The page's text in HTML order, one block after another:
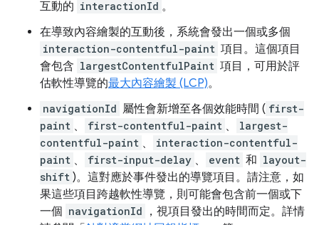
互動的 interactionId 。
在導致內容繪製的互動後，系統會發出一個或多個
interaction-contentful-paint 項目。這個項目
會包含 largestContentfulPaint 項目，可用於評
估軟性導覽的最大內容繪製 (LCP)。
navigationId 屬性會新增至各個效能時間 ( first-
paint 、 first-contentful-paint 、
largest-
contentful-paint 、
interaction-contentful-
paint 、 first-input-delay 、 event 和 layout-
shift )。這對應於事件發出的導覽項目。請注意，如
果這些項目跨越軟性導覽，則可能會包含前一個或下
一個 navigationId
，視項目發出的時間而定。詳情